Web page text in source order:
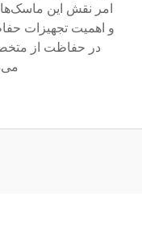
امر نقش این
و اهمیت تجهیزات
در حفاظت از